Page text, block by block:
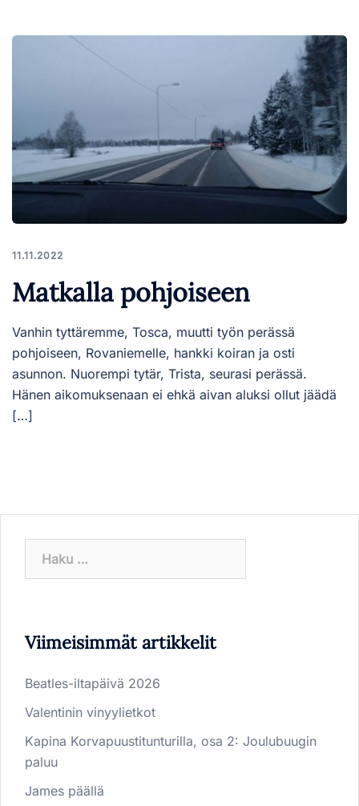
11.11.2022
Matkalla pohjoiseen
Vanhin tyttäremme, Tosca, muutti työn perässä
pohjoiseen, Rovaniemelle, hankki koiran ja osti
asunnon. Nuorempi tytär, Trista, seurasi perässä.
Hänen aikomuksenaan ei ehkä aivan aluksi ollut jäädä
[…]
Viimeisimmät artikkelit
Beatles-iltapäivä 2026
Valentinin vinyylietkot
Kapina Korvapuustitunturilla, osa 2: Joulubuugin
paluu
James päällä